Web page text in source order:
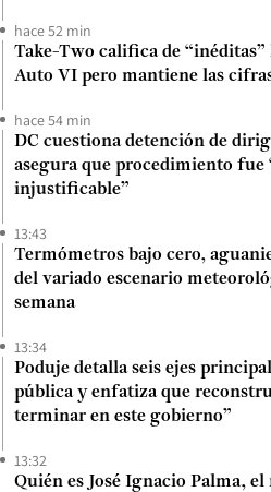
hace 52 min
Take-Two califica de “inéditas”
Auto VI pero mantiene las
hace 54 min
DC cuestiona detención de
asegura que procedimiento fue
injustificable”
13:43
Termómetros bajo cero,
del variado escenario
semana
13:34
Poduje detalla seis ejes
pública y enfatiza que
terminar en este gobierno”
13:32
Quién es José Ignacio Palma,